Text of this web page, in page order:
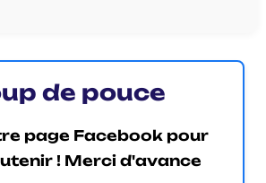
de pouce
page Facebook pour
! Merci d'avance